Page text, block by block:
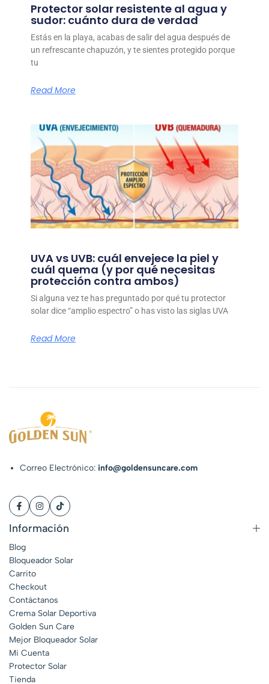
Protector solar resistente al agua y
sudor: cuánto dura de verdad
Estás en la playa, acabas de salir del agua después de
un refrescante chapuzón, y te sientes protegido porque
tu
Read More
UVA vs UVB: cuál envejece la piel y
cuál quema (y por qué necesitas
protección contra ambos)
Si alguna vez te has preguntado por qué tu protector
solar dice “amplio espectro” o has visto las siglas UVA
Read More
Correo Electrónico: info@goldensuncare.com
Información
Blog
Bloqueador Solar
Carrito
Checkout
Contáctanos
Crema Solar Deportiva
Golden Sun Care
Mejor Bloqueador Solar
Mi Cuenta
Protector Solar
Tienda